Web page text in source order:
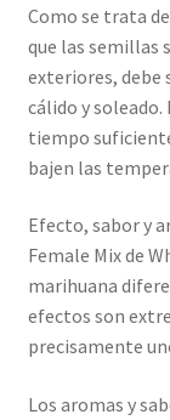
Como se trata
que las semillas
exteriores, debe
cálido y
tiempo
bajen las
Efecto, sabor y
Female Mix de
marihuana
efectos son
precisamente
Los aromas y